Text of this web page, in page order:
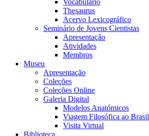
Thesaurus
Acervo Lexicográfico
Seminário de Jovens Cientistas
Apresentação
Atividades
Membros
Museu
Apresentação
Coleções
Coleções Online
Galeria Digital
Modelos Anatómicos
Viagem Filosófica ao Brasil
Visita Virtual
Biblioteca